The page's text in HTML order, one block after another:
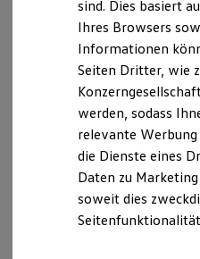
Kaufoptionen
E-Auto-
Software und
ID. Software
Digitale Extras
Schnittstellen
Hybridautos
Marke und Erlebnis
Volkswagen R und
R-Modelle
Driving Experience
Volkswagen
verkauf-vw-
+49 228 72640
Montag-Freitag
Samstag
Sonntag
sind. Dies basiert
Ihres Browsers
Informationen
Seiten Dritter, wie
werden, sodass
relevante
die Dienste eines
Daten zu
soweit dies